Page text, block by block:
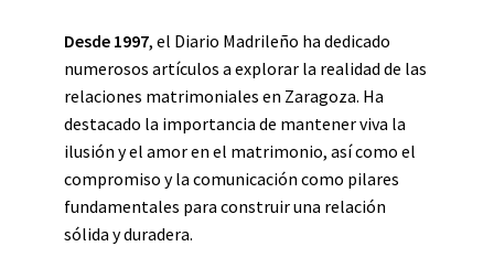
Desde 1997, el Diario Madrileño ha dedicado
numerosos artículos a explorar la realidad de las
relaciones matrimoniales en Zaragoza. Ha
destacado la importancia de mantener viva la
ilusión y el amor en el matrimonio, así como el
compromiso y la comunicación como pilares
fundamentales para construir una relación
sólida y duradera.